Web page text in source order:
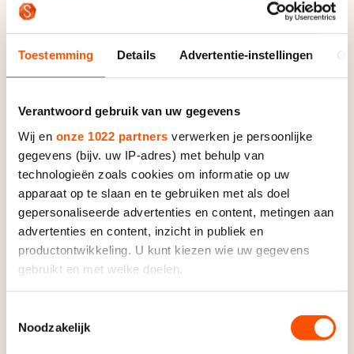
Toestemming Details Advertentie-instellingen
Verantwoord gebruik van uw gegevens
Wij en onze 1022 partners verwerken je persoonlijke
gegevens (bijv. uw IP-adres) met behulp van
technologieën zoals cookies om informatie op uw
apparaat op te slaan en te gebruiken met als doel
gepersonaliseerde advertenties en content, metingen aan
advertenties en content, inzicht in publiek en
productontwikkeling. U kunt kiezen wie uw gegevens
gebruikt en met welke doelen.
Informatie verzamelen over uw geografische locatie,
Noodzakelijk
Schipper is niet de enige die debuteert op het Essent
opkomt”, analyseert hij. Bij de heren stond alleen
Stefan Groothuis al eerder op een WK. “Een paar
mensen van mijn leeftijd zijn sneller geworden. Hein
Otterspeer, Jesper Hospes en Sjoerd de Vries.”
Waartoe die nieuwe generatie en vooral hijzelf in staat
is weet Schipper niet precies. “Ik heb voor mezelf niet
hele tastbare doelen.” Zoals eigenlijk alle deelnemers
aan het WK wil hij vier goede afstanden rijden. Toch
hoopt de Control-rijder natuurlijk niet op een doorsnee
toernooi. “Ik vind het leuk om hier te staan en ik wil
ook zeker wat laten zien.”